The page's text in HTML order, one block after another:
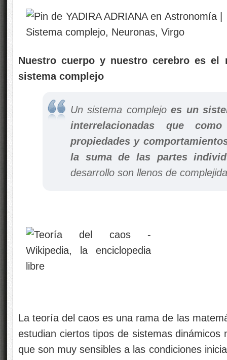
Nuestro cuerpo y nuestro cerebro es
sistema complejo
Un sistema complejoes un
interrelacionadas que
propiedades y
la suma de las partes
desarrollo son llenos de
La teoría del caos es una rama de las
estudian ciertos tipos de sistemas dinámicos
que son muy sensibles a las condiciones